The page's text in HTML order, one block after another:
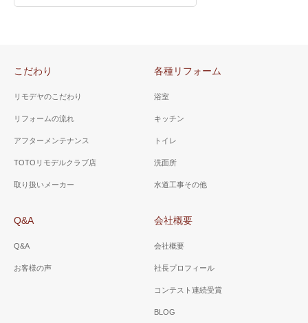
こだわり
リモデヤのこだわり
リフォームの流れ
アフターメンテナンス
TOTOリモデルクラブ店
取り扱いメーカー
各種リフォーム
浴室
キッチン
トイレ
洗面所
水道工事その他
Q&A
Q&A
お客様の声
会社概要
会社概要
社長プロフィール
コンテスト連続受賞
BLOG